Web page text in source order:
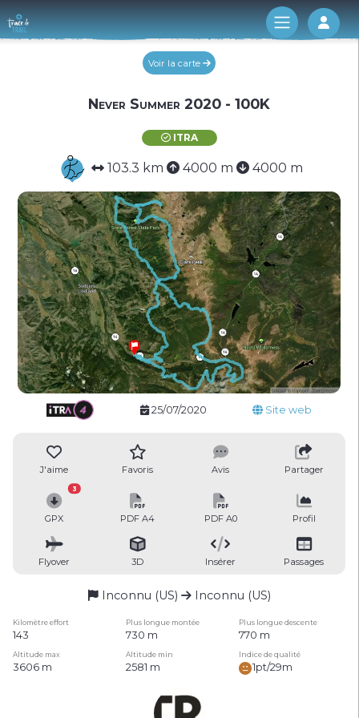
Log
Voir la carte
Never Summer 2020 - 100K
ITRA
103.3 km 4000 m 4000 m
25/07/2020 Site web
J'aime Favoris Avis Partager
GPX
3
PDF A4 PDF A0 Profil
Flyover 3D Insérer Passages
Inconnu (US) Inconnu (US)
Kilomètre effort Plus longue montée Plus longue descente
143 730 m 770 m
Altitude max Altitude min Indice de qualité
3606 m 2581 m 1pt/29m